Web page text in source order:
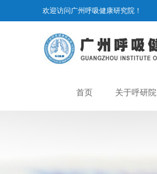
欢迎访问广州呼吸健康研究院！
首页 关于呼研院